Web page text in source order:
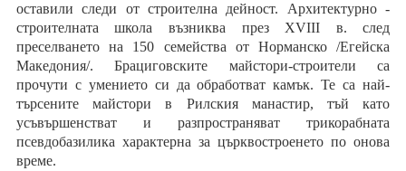
оставили следи от строителна дейност. Архитектурно -
строителната школа възниква през ХVІІІ в. след
преселването на 150 семейства от Норманско /Егейска
Македония/. Брациговските майстори-строители са
прочути с умението си да обработват камък. Те са най-
търсените майстори в Рилския манастир, тъй като
усъвършенстват и разпространяват трикорабната
псевдобазилика характерна за църквостроенето по онова
време.